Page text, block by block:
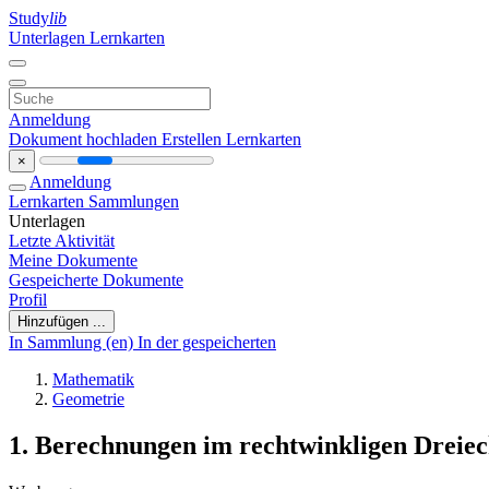
Studylib
Unterlagen Lernkarten
Anmeldung
Dokument hochladen Erstellen Lernkarten
×
Anmeldung
Lernkarten Sammlungen
Unterlagen
Letzte Aktivität
Meine Dokumente
Gespeicherte Dokumente
Profil
Hinzufügen ...
In Sammlung (en) In der gespeicherten
Mathematik
Geometrie
1. Berechnungen im rechtwinkligen